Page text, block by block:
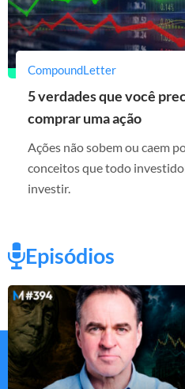
CompoundLetter
5 verdades que você
comprar uma ação
Ações não sobem ou caem
conceitos que todo
investir.
Episódios